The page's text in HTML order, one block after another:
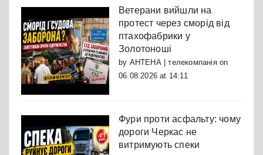
Ветерани вийшли на
протест через сморід від
птахофабрики у
Золотоноші
by АНТЕНА | телекомпаніяon
06.08.2026 at 14:11
Фури проти асфальту: чому
дороги Черкас не
витримують спеки